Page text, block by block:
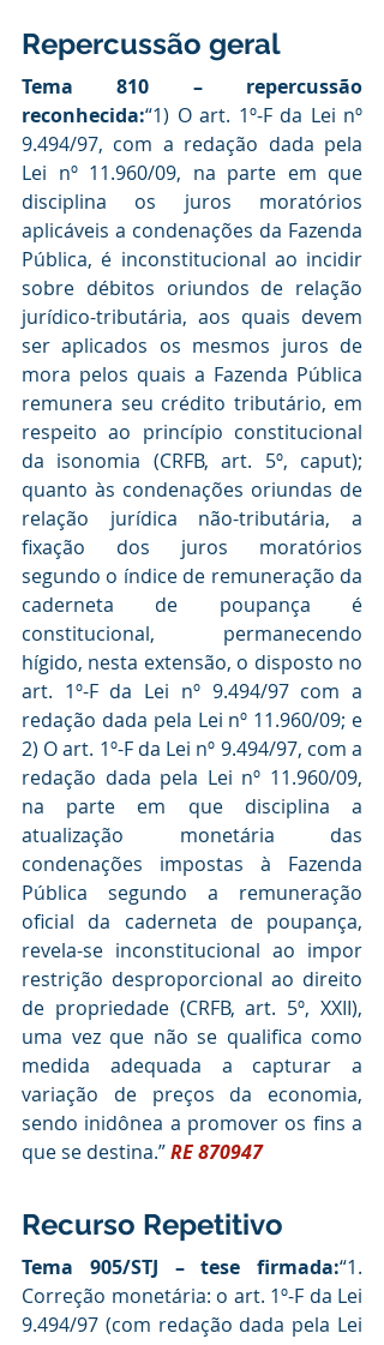
Repercussão geral
Tema 810 – repercussão
reconhecida:“1) O art. 1º-F da Lei nº
9.494/97, com a redação dada pela
Lei nº 11.960/09, na parte em que
disciplina os juros moratórios
aplicáveis a condenações da Fazenda
Pública, é inconstitucional ao incidir
sobre débitos oriundos de relação
jurídico-tributária, aos quais devem
ser aplicados os mesmos juros de
mora pelos quais a Fazenda Pública
remunera seu crédito tributário, em
respeito ao princípio constitucional
da isonomia (CRFB, art. 5º, caput);
quanto às condenações oriundas de
relação jurídica não-tributária, a
fixação dos juros moratórios
segundo o índice de remuneração da
caderneta de poupança é
constitucional, permanecendo
hígido, nesta extensão, o disposto no
art. 1º-F da Lei nº 9.494/97 com a
redação dada pela Lei nº 11.960/09; e
2) O art. 1º-F da Lei nº 9.494/97, com a
redação dada pela Lei nº 11.960/09,
na parte em que disciplina a
atualização monetária das
condenações impostas à Fazenda
Pública segundo a remuneração
oficial da caderneta de poupança,
revela-se inconstitucional ao impor
restrição desproporcional ao direito
de propriedade (CRFB, art. 5º, XXII),
uma vez que não se qualifica como
medida adequada a capturar a
variação de preços da economia,
sendo inidônea a promover os fins a
que se destina.” RE 870947
Recurso Repetitivo
Tema 905/STJ – tese firmada:“1.
Correção monetária: o art. 1º-F da Lei
9.494/97 (com redação dada pela Lei